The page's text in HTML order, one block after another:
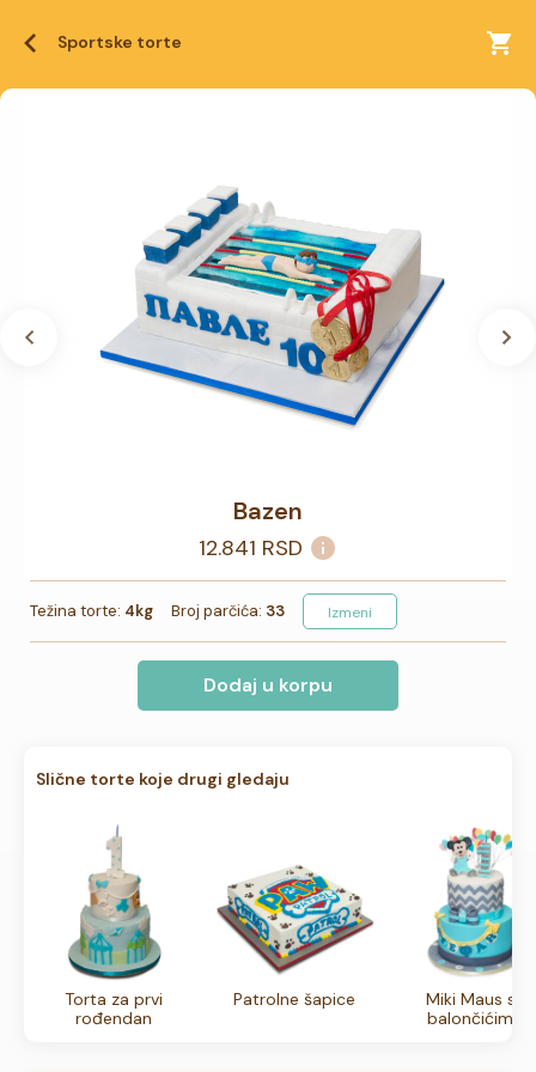
Sportske torte
Bazen
12.841 RSD
Težina torte: 4kg Broj parčića: 33 Izmeni
Dodaj u korpu
Slične torte koje drugi gledaju
Torta za prvi
rođendan
Patrolne šapice
Miki Maus sa
balončićima